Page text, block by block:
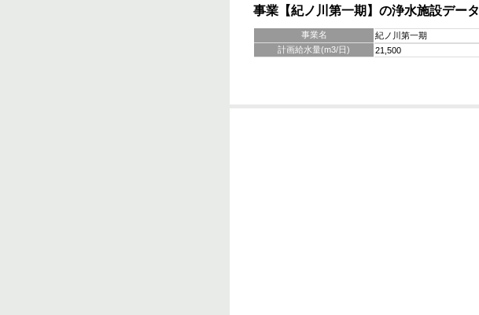
事業【紀ノ川第一期】の浄水施設データ
事業名 紀ノ川第一期
計画給水量(m3/日)
21,500